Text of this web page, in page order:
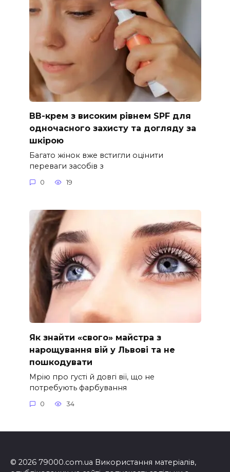
ВВ-крем з високим рівнем SPF для
одночасного захисту та догляду за
шкірою
Багато жінок вже встигли оцінити
переваги засобів з
0 19
Як знайти «свого» майстра з
нарощування вій у Львові та не
пошкодувати
Мрію про густі й довгі вії, що не
потребують фарбування
0 34
© 2026 79000.com.ua Використання матеріалів,